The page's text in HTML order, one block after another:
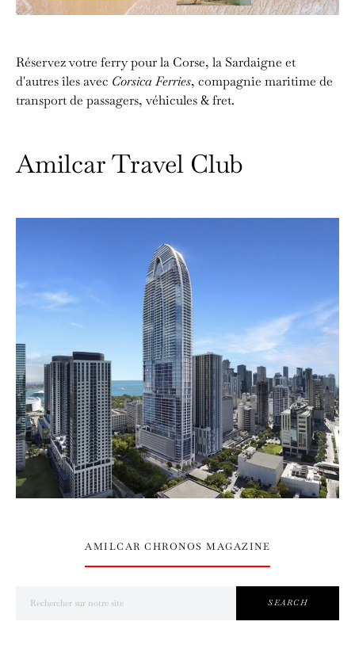
Réservez votre ferry pour la Corse, la Sardaigne et
d'autres îles avec Corsica Ferries, compagnie maritime de
transport de passagers, véhicules & fret.
Amilcar Travel Club
AMILCAR CHRONOS MAGAZINE
SEARCH